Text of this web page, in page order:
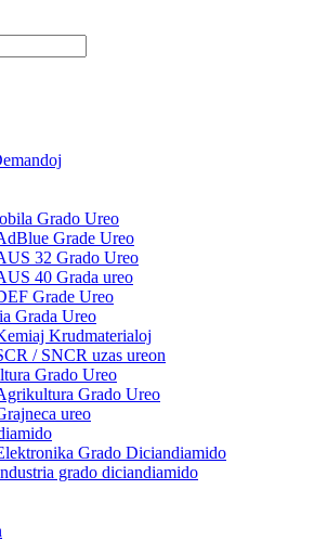
Grado Ureo
Grade Ureo
32 Grado Ureo
40 Grada ureo
Grade Ureo
Grada Ureo
Krudmaterialoj
/ SNCR uzas ureon
Grado Ureo
Grado Ureo
ureo
Grado Diciandiamido
grado diciandiamido